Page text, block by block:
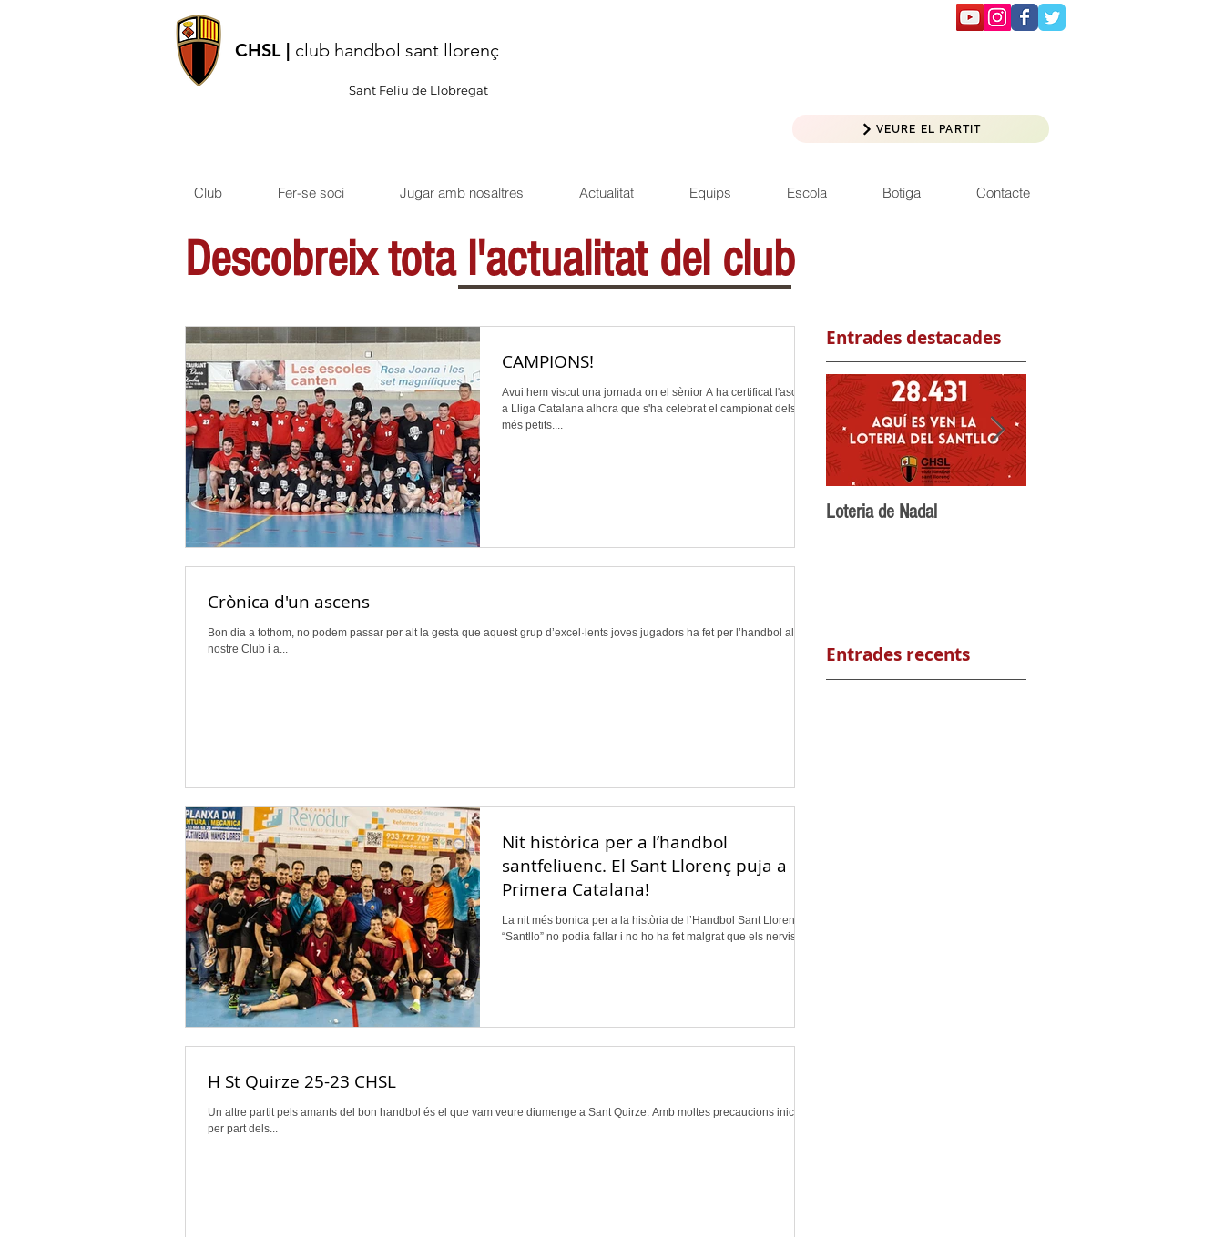
CHSL | club handbol sant llorenç
Sant Feliu de Llobregat
VEURE EL PARTIT
Club Fer-se soci Jugar amb nosaltres Actualitat Equips Escola Botiga Contacte
Descobreix tota l'actualitat del club
CAMPIONS!
Avui hem viscut una jornada on el sènior A ha certificat l'ascens
a Lliga Catalana alhora que s'ha celebrat el campionat dels
més petits....
Crònica d'un ascens
Bon dia a tothom, no podem passar per alt la gesta que aquest grup d’excel·lents joves jugadors ha fet per l’handbol al
nostre Club i a...
Nit històrica per a l’handbol
santfeliuenc. El Sant Llorenç puja a
Primera Catalana!
La nit més bonica per a la història de l’Handbol Sant Llorenç. El
“Santllo” no podia fallar i no ho ha fet malgrat que els nervis,...
H St Quirze 25-23 CHSL
Un altre partit pels amants del bon handbol és el que vam veure diumenge a Sant Quirze. Amb moltes precaucions inicials
per part dels...
Entrades destacades
Loteria de Nadal
Entrades recents